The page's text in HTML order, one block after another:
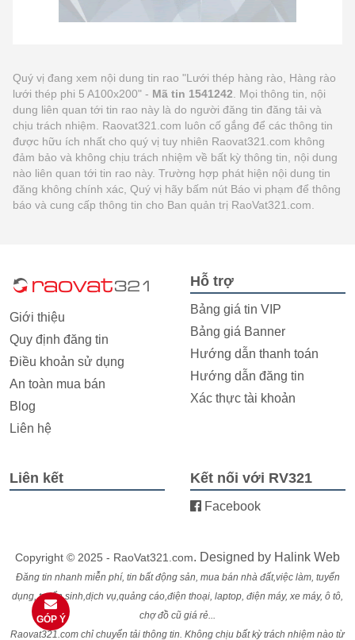
Quý vị đang xem nội dung tin rao "Lưới thép hàng rào, Hàng rào
lưới thép phi 5 A100x200" - Mã tin 1541242 . Mọi thông tin, nội
dung liên quan tới tin rao này là do người đăng tin đăng tải và
chịu trách nhiệm. Raovat321.com luôn cố gắng để các thông tin
được hữu ích nhất cho quý vị tuy nhiên Raovat321.com không
đảm bảo và không chịu trách nhiệm về bất kỳ thông tin, nội dung
nào liên quan tới tin rao này. Trường hợp phát hiện nội dung tin
đăng không chính xác, Quý vị hãy bấm nút Báo vi phạm để thông
báo và cung cấp thông tin cho Ban quản trị RaoVat321.com.
Giới thiệu
Quy định đăng tin
Điều khoản sử dụng
An toàn mua bán
Blog
Liên hệ
Hỗ trợ
Bảng giá tin VIP
Bảng giá Banner
Hướng dẫn thanh toán
Hướng dẫn đăng tin
Xác thực tài khoản
Liên kết Kết nối với RV321
Facebook
Copyright © 2025 - RaoVat321.com. Designed by Halink Web
Đăng tin nhanh miễn phí, tin bất động sản, mua bán nhà đất,việc làm, tuyển
dụng, tuyển sinh,dịch vụ,quảng cáo,điện thoại, laptop, điện máy, xe máy, ô tô,
chợ đồ cũ giá rẻ...
Raovat321.com chỉ chuyển tải thông tin. Không chịu bất kỳ trách nhiệm nào từ
GÓP Ý